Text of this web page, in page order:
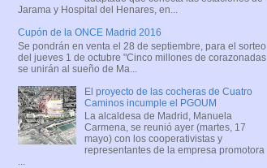
Jarama y Hospital del Henares, en...
Cupón de la ONCE Madrid 2016
Se pondrán en venta el 28 de septiembre, para el sorteo
del jueves 1 de octubre "Cinco millones de corazonadas
se unirán al sueño de Ma...
El proyecto de las cocheras de Cuatro
Caminos incumple el PGOUM
La alcaldesa de Madrid, Manuela
Carmena, se reunió ayer (martes, 17
mayo) con los cooperativistas y
representantes de la empresa promotora
...